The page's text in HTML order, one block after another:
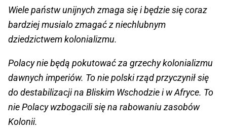
Wiele państw unijnych zmaga się i będzie się coraz
bardziej musialo zmagać z niechlubnym
dziedzictwem kolonializmu.
Polacy nie będą pokutować za grzechy kolonializmu
dawnych imperiów. To nie polski rząd przyczynił się
do destabilizacji na Bliskim Wschodzie i w Afryce. To
nie Polacy wzbogacili się na rabowaniu zasobów
Kolonii.